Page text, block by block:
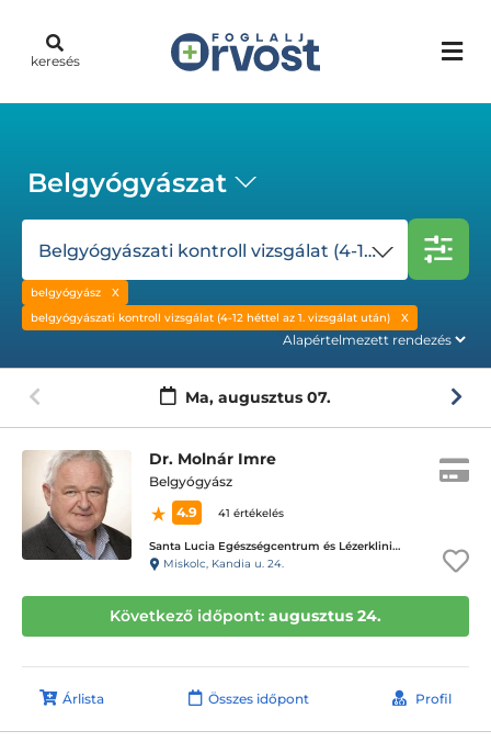
keresés
Belgyógyászat
Belgyógyászati kontroll vizsgálat (4-12 héttel az 1. vizsgálat után)
belgyógyász
belgyógyászati kontroll vizsgálat (4-12 héttel az 1. vizsgálat után)
Ma, augusztus 07.
Dr. Molnár Imre
Belgyógyász
4.9
41 értékelés
Santa Lucia Egészségcentrum és Lézerklinika
Miskolc, Kandia u. 24.
Következő időpont: augusztus 24.
Árlista Összes időpont Profil